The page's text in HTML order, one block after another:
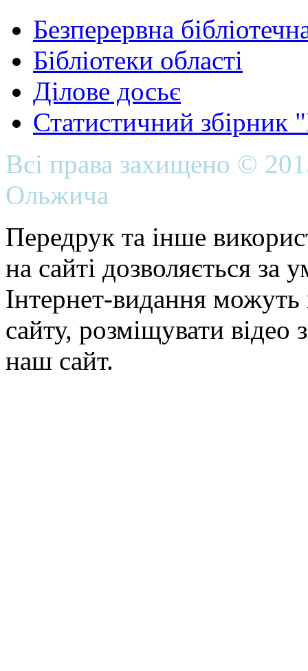
Безперервна
Бібліотеки області
Ділове досьє
Статистичний
Всі права захищено ©
Ольжича
Передрук та інше
на сайті дозволяється
Інтернет-видання можуть
сайту, розміщувати відео
наш сайт.